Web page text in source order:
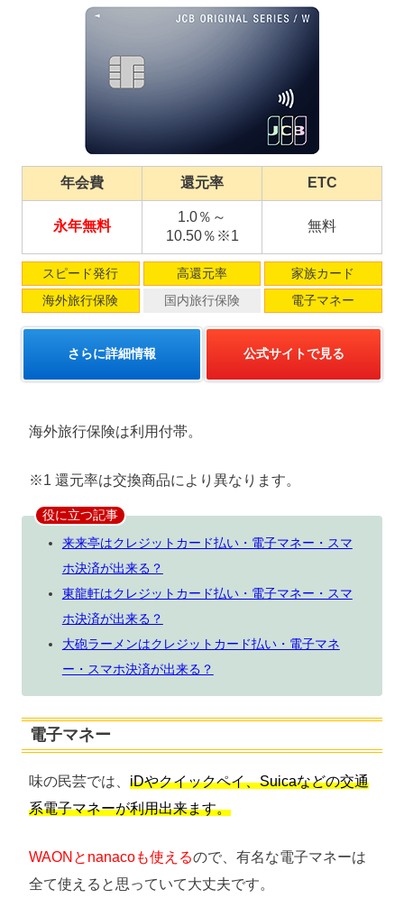
年会費 還元率 ETC
永年無料
1.0％～
10.50％※1
無料
スピード発行 高還元率
家族カード
海外旅行保険
国内旅行保険 電子マネー
さらに詳細情報 公式サイトで見る
海外旅行保険は利用付帯。
※1 還元率は交換商品により異なります。
役に立つ記事
来来亭はクレジットカード払い・電子マネー・スマ
ホ決済が出来る？
東龍軒はクレジットカード払い・電子マネー・スマ
ホ決済が出来る？
大砲ラーメンはクレジットカード払い・電子マネ
ー・スマホ決済が出来る？
電子マネー
味の民芸では、 iDやクイックペイ、Suicaなどの交通
系電子マネーが利用出来ます。
WAONとnanacoも使えるので、有名な電子マネーは
全て使えると思っていて大丈夫です。